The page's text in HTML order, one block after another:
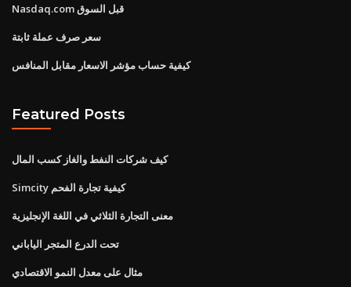
Nasdaq.com قبل السوق
سعر صرف عملة ثابتة
كيفية حساب مؤشر الاسعار مقابل المنافس
Featured Posts
كيف شركات النفط والغاز كسب المال
Simcity كيفية تجارة الفحم
معنى التجارة الثلاثي في ​​اللغة الإنجليزية
تحت الدرع المتجر الياباني
مثال على معدل النمو الاقتصادي